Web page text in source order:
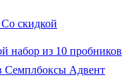
Со скидкой
набор из 10 пробников
Семплбоксы Адвент